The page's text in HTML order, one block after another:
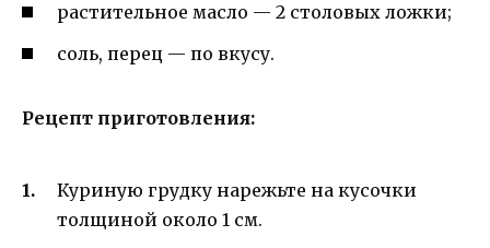
растительное масло — 2 столовых ложки;
соль, перец — по вкусу.
Рецепт приготовления:
Куриную грудку нарежьте на кусочки
толщиной около 1 см.